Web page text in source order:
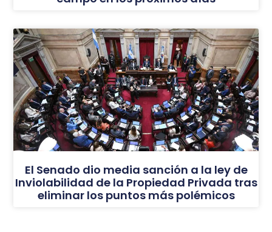
El Senado dio media sanción a la ley de
Inviolabilidad de la Propiedad Privada tras
eliminar los puntos más polémicos